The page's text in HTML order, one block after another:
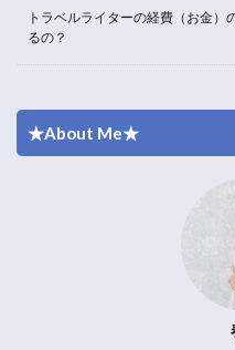
トラベルライターの経費（お金）
るの？
★About Me★